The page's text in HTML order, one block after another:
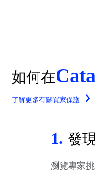
如何在
了解更多有關買家保護
1. 發
瀏覽專家